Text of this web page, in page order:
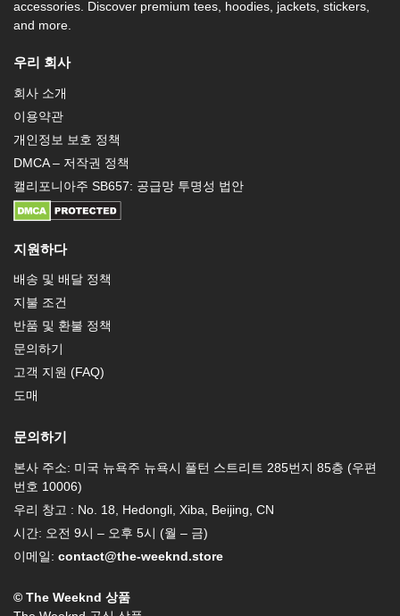
accessories. Discover premium tees, hoodies, jackets, stickers,
and more.
우리 회사
회사 소개
이용약관
개인정보 보호 정책
DMCA – 저작권 정책
캘리포니아주 SB657: 공급망 투명성 법안
지원하다
배송 및 배달 정책
지불 조건
반품 및 환불 정책
문의하기
고객 지원 (FAQ)
도매
문의하기
본사 주소: 미국 뉴욕주 뉴욕시 풀턴 스트리트 285번지 85층 (우편
번호 10006)
우리 창고 : No. 18, Hedongli, Xiba, Beijing, CN
시간: 오전 9시 – 오후 5시 (월 – 금)
이메일: contact@the-weeknd.store
© The Weeknd 상품